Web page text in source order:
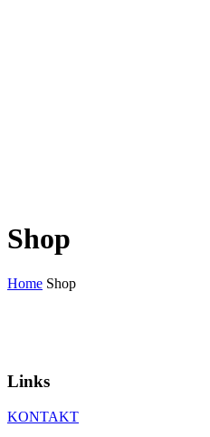
Shop
Home Shop
Links
KONTAKT